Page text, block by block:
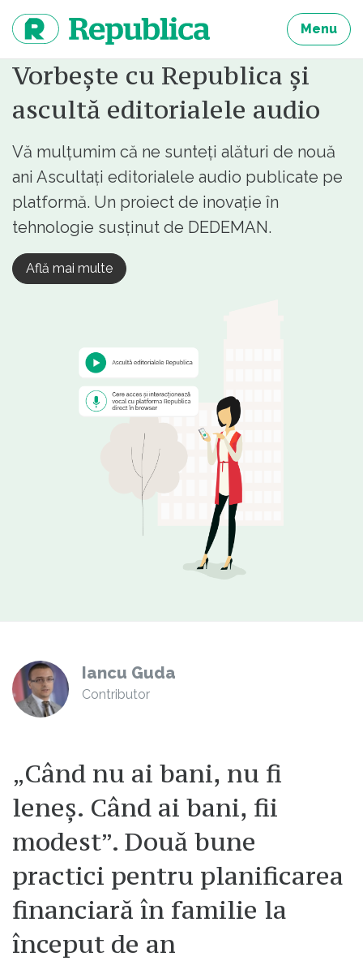
continut
Menu
Vorbește cu Republica și
ascultă editorialele audio
Vă mulțumim că ne sunteți alături de nouă
ani Ascultați editorialele audio publicate pe
platformă. Un proiect de inovație în
tehnologie susținut de DEDEMAN.
Află mai multe
Iancu Guda
Contributor
„Când nu ai bani, nu fi
leneș. Când ai bani, fii
modest”. Două bune
practici pentru planificarea
financiară în familie la
început de an